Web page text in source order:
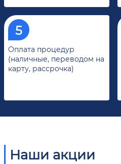
Оплата процедур
(наличные, переводом на
карту, рассрочка)
Наши акции